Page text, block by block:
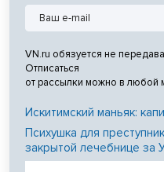
VN.ru обязуется не
Отписаться
от рассылки можно в любой
Искитимский маньяк:
Психушка для
закрытой лечебнице за